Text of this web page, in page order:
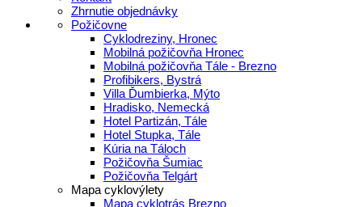
Zhrnutie objednávky
Požičovne
Cyklodreziny, Hronec
Mobilná požičovňa Hronec
Mobilná požičovňa Tále - Brezno
Profibikers, Bystrá
Villa Ďumbierka, Mýto
Hradisko, Nemecká
Hotel Partizán, Tále
Hotel Stupka, Tále
Kúria na Táloch
Požičovňa Šumiac
Požičovňa Telgárt
Mapa cyklovýlety
Mapa cyklotrás Brezno